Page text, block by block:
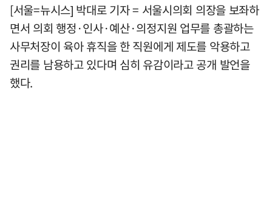
[서울=뉴시스] 박대로 기자 = 서울시의회 의장을 보좌하
면서 의회 행정·인사·예산·의정지원 업무를 총괄하는
사무처장이 육아 휴직을 한 직원에게 제도를 악용하고
권리를 남용하고 있다며 심히 유감이라고 공개 발언을
했다.